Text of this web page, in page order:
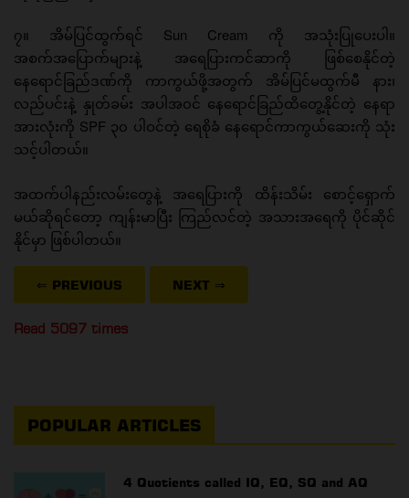
၇။ အိမ်ပြင်ထွက်ရင် Sun Cream ကို အသုံးပြုပေးပါ။
အစက်အပြောက်များနဲ့ အရေပြားကင်ဆာကို ဖြစ်စေနိုင်တဲ့
နေရောင်ခြည်ဒဏ်ကို ကာကွယ်ဖို့အတွက် အိမ်ပြင်မထွက်မီ နား၊
လည်ပင်းနဲ့ နှုတ်ခမ်း အပါအ၀င် နေရောင်ခြည်ထိတွေ့နိုင်တဲ့ နေရာ
အားလုံးကို SPF ၃၀ ပါဝင်တဲ့ ရေစိုခံ နေရောင်ကာကွယ်ဆေးကို သုံး
သင့်ပါတယ်။
အထက်ပါနည်းလမ်းတွေနဲ့ အရေပြားကို ထိန်းသိမ်း စောင့်ရှောက်
မယ်ဆိုရင်တော့ ကျန်းမာပြီး ကြည်လင်တဲ့ အသားအရေကို ပိုင်ဆိုင်
နိုင်မှာ ဖြစ်ပါတယ်။
⇐ PREVIOUS NEXT ⇒
Read 5097 times
POPULAR ARTICLES
4 Quotients called IQ, EQ, SQ and AQ